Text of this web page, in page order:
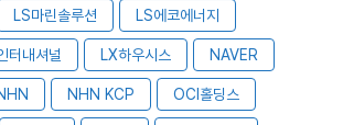
LS마린솔루션 LS에코에너지
터내셔널 LX하우시스 NAVER
NHN KCP OCI홀딩스